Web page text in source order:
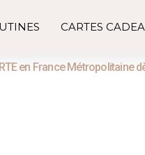
CARTES
en France Métropolitaine